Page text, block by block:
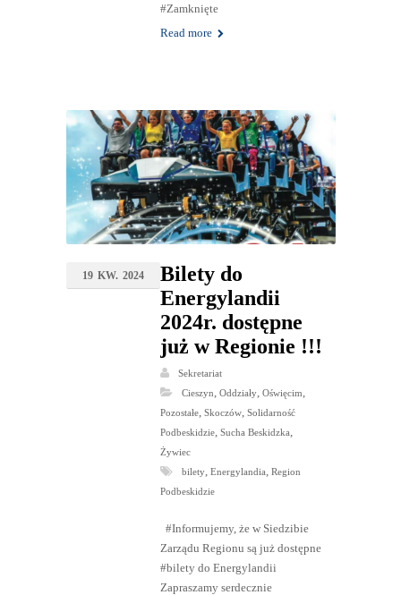
#Zamknięte
Read more
19 KW. 2024
Bilety do
Energylandii
2024r. dostępne
już w Regionie !!!
Sekretariat
Cieszyn, Oddziały, Oświęcim,
Pozostałe, Skoczów, Solidarność
Podbeskidzie, Sucha Beskidzka,
Żywiec
bilety, Energylandia, Region
Podbeskidzie
#Informujemy, że w Siedzibie
Zarządu Regionu są już dostępne
#bilety do Energylandii
Zapraszamy serdecznie